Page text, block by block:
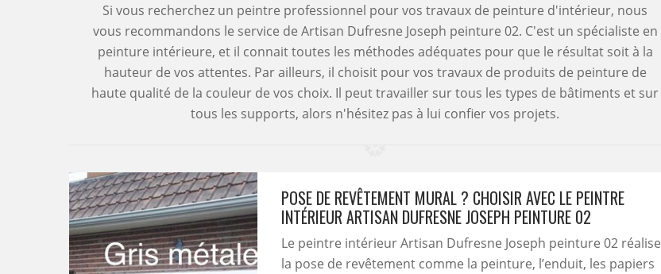
Si vous recherchez un peintre professionnel pour vos travaux de peinture d'intérieur, nous
vous recommandons le service de Artisan Dufresne Joseph peinture 02. C'est un spécialiste en
peinture intérieure, et il connait toutes les méthodes adéquates pour que le résultat soit à la
hauteur de vos attentes. Par ailleurs, il choisit pour vos travaux de produits de peinture de
haute qualité de la couleur de vos choix. Il peut travailler sur tous les types de bâtiments et sur
tous les supports, alors n'hésitez pas à lui confier vos projets.
POSE DE REVÊTEMENT MURAL ? CHOISIR AVEC LE PEINTRE
INTÉRIEUR ARTISAN DUFRESNE JOSEPH PEINTURE 02
Le peintre intérieur Artisan Dufresne Joseph peinture 02 réalise
la pose de revêtement comme la peinture, l’enduit, les papiers